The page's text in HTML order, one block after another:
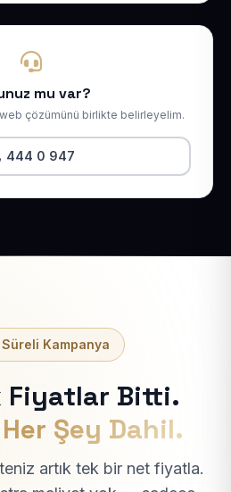
mu var?
çözümünü birlikte belirleyelim.
444 0 947
Süreli Kampanya
Fiyatlar Bitti.
Şey Dahil.
artık tek bir net fiyatla.